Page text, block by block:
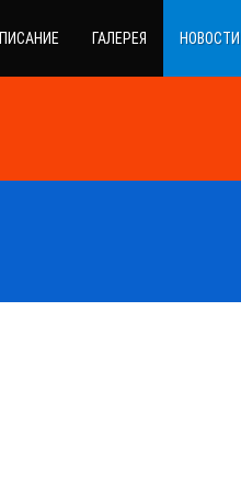
ГАЛЕРЕЯ НОВОСТИ